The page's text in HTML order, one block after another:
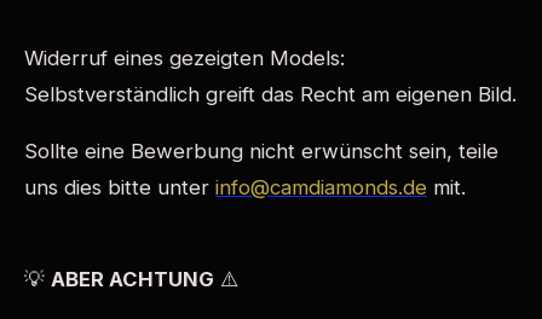
Widerruf eines gezeigten Models:
Selbstverständlich greift das Recht am eigenen Bild.
Sollte eine Bewerbung nicht erwünscht sein, teile
uns dies bitte unter info@camdiamonds.de mit.
💡 ABER ACHTUNG ⚠️